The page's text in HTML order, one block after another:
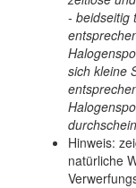
- beidseitig
sich kleine
Hinweis:
natürliche